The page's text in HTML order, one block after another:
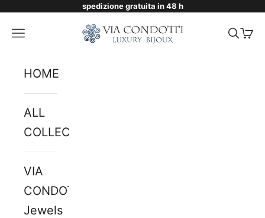
Skip to contentspedizione gratuita in 48 h
Via Condotti Store
Navigation menu Search
Cart
HOME
ALL
COLLECTIONS
VIA
CONDOTTI
Jewels